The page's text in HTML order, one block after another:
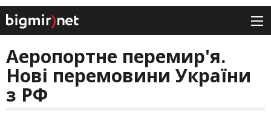
Аеропортне перемир'я.
Нові перемовини України
з РФ